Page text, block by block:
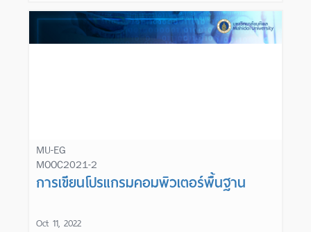
MU-EG
MOOC2021-2
การเขียนโปรแกรมคอมพิวเตอร์พื้นฐาน
Oct 11, 2022
Learn More